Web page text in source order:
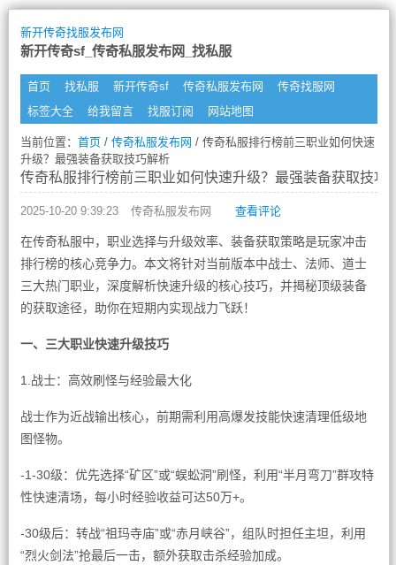
新开传奇找服发布网
新开传奇sf_传奇私服发布网_找私服
首页 找私服 新开传奇sf 传奇私服发布网
传奇找服网
标签大全
给我留言 找服订阅 网站地图
当前位置： 首页/ 传奇私服发布网 / 传奇私服排行榜前三职业如何快速
升级？最强装备获取技巧解析
传奇私服排行榜前三职业如何快速升级？最强装备获取技巧
2025-10-20 9:39:23 传奇私服发布网 查看评论
在传奇私服中，职业选择与升级效率、装备获取策略是玩家冲击
排行榜的核心竞争力。本文将针对当前版本中战士、法师、道士
三大热门职业，深度解析快速升级的核心技巧，并揭秘顶级装备
的获取途径，助你在短期内实现战力飞跃！
一、三大职业快速升级技巧
1.战士：高效刷怪与经验最大化
战士作为近战输出核心，前期需利用高爆发技能快速清理低级地
图怪物。
-1-30级：优先选择“矿区”或“蜈蚣洞”刷怪，利用“半月弯刀”群攻特
性快速清场，每小时经验收益可达50万+。
-30级后：转战“祖玛寺庙”或“赤月峡谷”，组队时担任主坦，利用
“烈火剑法”抢最后一击，额外获取击杀经验加成。